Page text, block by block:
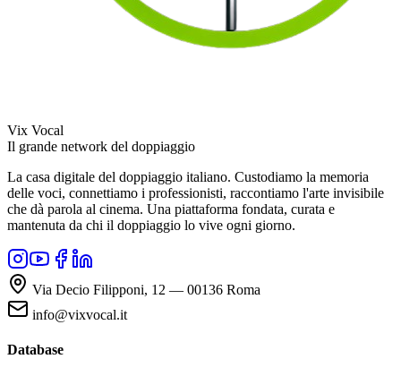
Vix Vocal
Il grande network del doppiaggio
La casa digitale del doppiaggio italiano. Custodiamo la memoria
delle voci, connettiamo i professionisti, raccontiamo l'arte invisibile
che dà parola al cinema. Una piattaforma fondata, curata e
mantenuta da chi il doppiaggio lo vive ogni giorno.
Via Decio Filipponi, 12 — 00136 Roma
info@vixvocal.it
Database